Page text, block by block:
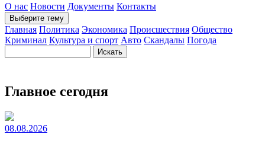
О нас Новости Документы Контакты
Выберите тему
Главная Политика Экономика Происшествия Общество
Криминал Культура и спорт Авто Скандалы Погода
Главное сегодня
08.08.2026